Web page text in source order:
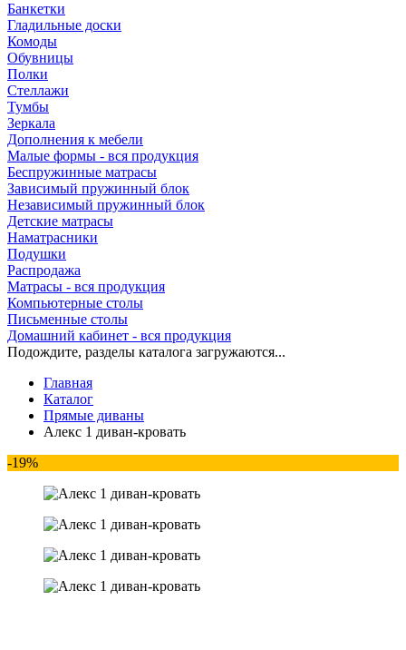
Банкетки
Гладильные доски
Комоды
Обувницы
Полки
Стеллажи
Тумбы
Зеркала
Дополнения к мебели
Малые формы - вся продукция
Беспружинные матрасы
Зависимый пружинный блок
Независимый пружинный блок
Детские матрасы
Наматрасники
Подушки
Распродажа
Матрасы - вся продукция
Компьютерные столы
Письменные столы
Домашний кабинет - вся продукция
Подождите, разделы каталога загружаются...
Главная
Каталог
Прямые диваны
Алекс 1 диван-кровать
-19%